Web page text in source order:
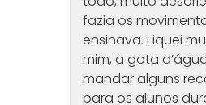
fazia os
ensinava. Fiquei
mim, a gota
mandar alguns
para os alunos